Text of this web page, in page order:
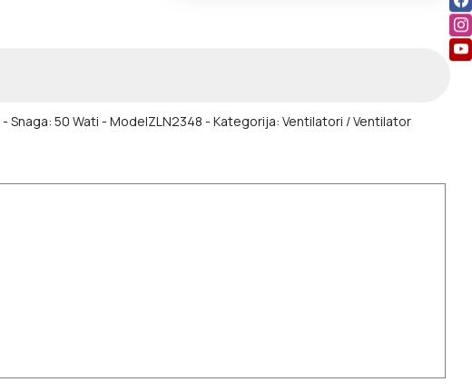
- Snaga: 50 Wati - ModelZLN2348 - Kategorija: Ventilatori / Ventilator